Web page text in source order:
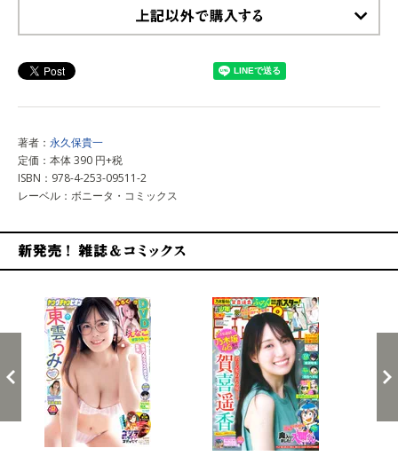
著者： 永久保貴一
定価：本体 390 円+税
ISBN：978-4-253-09511-2
レーベル：ボニータ・コミックス